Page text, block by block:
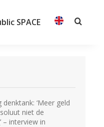
SPACE
denktank: ‘Meer geld
niet de
– interview in